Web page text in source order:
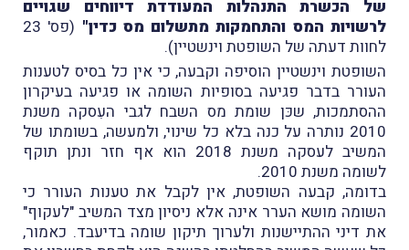
של הכשרת התנהלות המעודדת דיווחים שגויים
לרשויות המס והתחמקות מתשלום מס כדין"
(פס' 23
לחוות דעתה של השופטת וינשטיין).
השופטת וינשטיין הוסיפה וקבעה, כי אין כל בסיס לטענות
העורר בדבר פגיעה בסופיות השומה או פגיעה בעיקרון
ההסתמכות, שכּן שומת מס השבח לגבי העִסקה משנת
2010 נותרה על כנה בלא כל שינוי, ולמעשה, בשומתו של
המשיב לעסקה משנת 2018 הוא אף חזר ונתן תוקף
לשומה משנת 2010.
בדומה, קבעה השופטת, אין לקבל את טענות העורר כי
השומה מושא הערר אינה אלא ניסיון מצד המשיב "לעקוף"
את דיני ההתיישנות ולערוך תיקון שומה בדיעבד. כאמור,